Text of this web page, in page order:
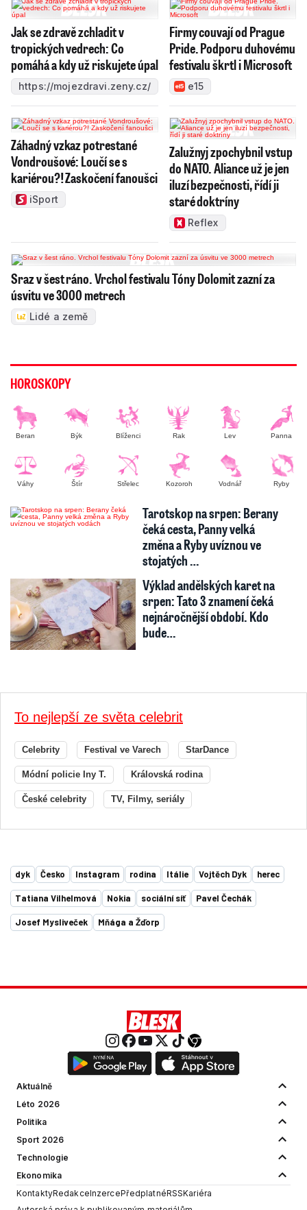
Jak se zdravě zchladit v
tropických vedrech: Co
pomáhá a kdy už riskujete úpal
https://mojezdravi.zeny.cz/
Firmy couvají od Prague
Pride. Podporu duhovému
festivalu škrtl i Microsoft
e15
Záhadný vzkaz potrestané
Vondroušové: Loučí se s
kariérou?! Zaskočení fanoušci
iSport
Zalužnyj zpochybnil vstup
do NATO. Aliance už je jen
iluzí bezpečnosti, řídí ji
staré doktríny
Reflex
Sraz v šest ráno. Vrchol festivalu Tóny Dolomit zazní za
úsvitu ve 3000 metrech
Lidé a země
HOROSKOPY
Beran Býk Blíženci Rak Lev Panna
Váhy Štír Střelec Kozoroh Vodnář Ryby
Tarotskop na srpen: Berany
čeká cesta, Panny velká
změna a Ryby uvíznou ve
stojatých …
Výklad andělských karet na
srpen: Tato 3 znamení čeká
nejnáročnější období. Kdo
bude…
To nejlepší ze světa celebrit
Celebrity Festival ve Varech StarDance
Módní policie Iny T. Královská rodina
České celebrity TV, Filmy, seriály
dyk Česko Instagram rodina Itálie Vojtěch Dyk herec
Tatiana Vilhelmová Nokia sociální síť Pavel Čechák
Josef Mysliveček Mňága a Žďorp
Aktuálně
Léto 2026
Politika
Sport 2026
Technologie
Ekonomika
KontaktyRedakceInzercePředplatnéRSSKariéra